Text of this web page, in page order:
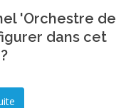
'Orchestre de
dans cet